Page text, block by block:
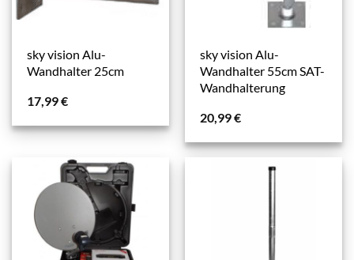
sky vision Alu-
Wandhalter 25cm
17,99€
sky vision Alu-
Wandhalter 55cm SAT-
Wandhalterung
20,99€